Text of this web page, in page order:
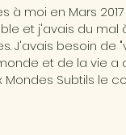
à moi en Mars
et j'avais du
J'avais besoin de
et de la vie a
Subtils le